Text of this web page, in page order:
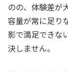
のの、体験差が
容量が常に足り
影で満足できな
決しません。